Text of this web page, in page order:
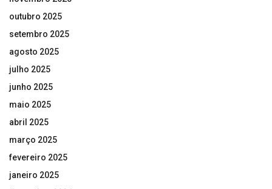
outubro 2025
setembro 2025
agosto 2025
julho 2025
junho 2025
maio 2025
abril 2025
março 2025
fevereiro 2025
janeiro 2025